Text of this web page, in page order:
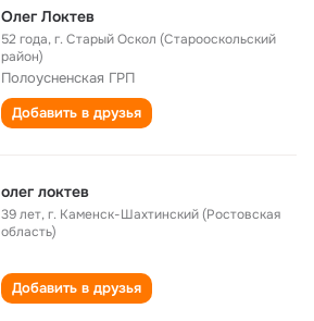
Олег Локтев
52 года,г. Старый Оскол (Старооскольский
район)
Полоусненская ГРП
Добавить в друзья
олег локтев
39 лет,г. Каменск-Шахтинский (Ростовская
область)
Добавить в друзья